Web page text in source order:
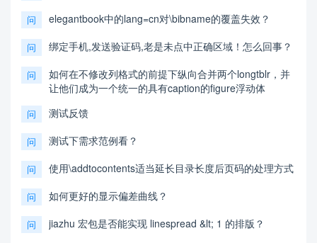
问 elegantbook中的lang=cn对\bibname的覆盖失效？
问 绑定手机,发送验证码,老是未点中正确区域！怎么回事？
问
如何在不修改列格式的前提下纵向合并两个longtblr，并
让他们成为一个统一的具有caption的figure浮动体
问 测试反馈
问 测试下需求范例看？
问 使用\addtocontents适当延长目录长度后页码的处理方式
问 如何更好的显示偏差曲线？
问 jiazhu 宏包是否能实现 linespread &lt; 1 的排版？